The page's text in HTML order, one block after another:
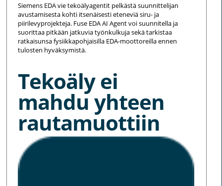
Siemens EDA vie tekoälyagentit pelkästä suunnittelijan
avustamisesta kohti itsenäisesti eteneviä siru- ja
piirilevyprojekteja. Fuse EDA AI Agent voi suunnitella ja
suorittaa pitkään jatkuvia työnkulkuja sekä tarkistaa
ratkaisunsa fysiikkapohjaisilla EDA-moottoreilla ennen
tulosten hyväksymistä.
Tekoäly ei
mahdu yhteen
rautamuottiin